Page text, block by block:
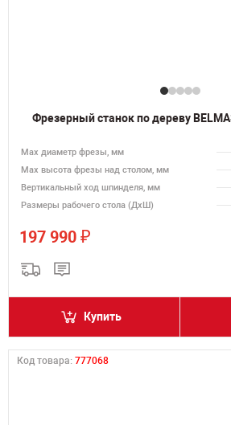
Фрезерный станок по дереву
Max диаметр фрезы, мм
Мах высота фрезы над столом, мм
Вертикальный ход шпинделя, мм
Размеры рабочего стола (ДхШ)
197 990 ₽
Купить
Код товара: 777068